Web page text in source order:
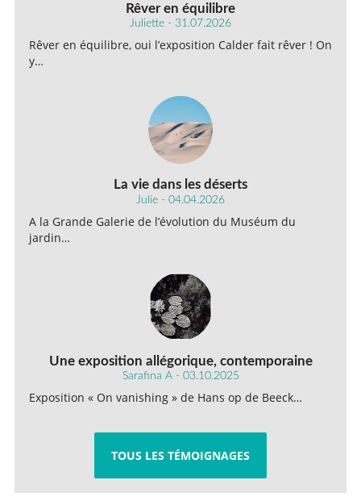
Rêver en équilibre
Juliette - 31.07.2026
Rêver en équilibre, oui l’exposition Calder fait rêver ! On
y…
La vie dans les déserts
Julie - 04.04.2026
A la Grande Galerie de l’évolution du Muséum du
jardin…
Une exposition allégorique, contemporaine
Sarafina A - 03.10.2025
Exposition « On vanishing » de Hans op de Beeck…
TOUS LES TÉMOIGNAGES